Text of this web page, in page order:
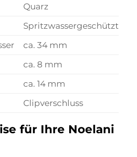
Quarz
Spritzwassergeschützt
ca. 34 mm
ca. 8 mm
ca. 14 mm
Clipverschluss
für Ihre Noelani